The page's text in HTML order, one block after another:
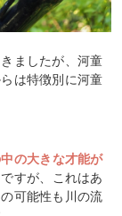
ましたが、河童
は特徴別に河童
の大きな才能が
すが、これはあ
可能性も川の流